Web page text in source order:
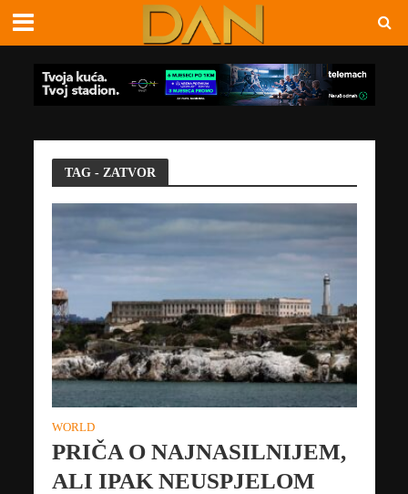
TAG - ZATVOR
WORLD
PRIČA O NAJNASILNIJEM,
ALI IPAK NEUSPJELOM